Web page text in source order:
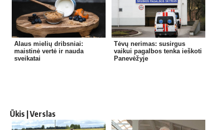
Alaus mielių dribsniai:
maistinė vertė ir nauda
sveikatai
Tėvų nerimas: susirgus
vaikui pagalbos tenka ieškoti
Panevėžyje
Ūkis | Verslas